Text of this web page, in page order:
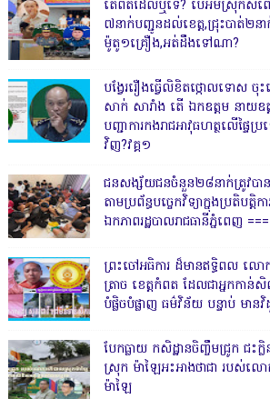
តើពិតដែលឬទេ? ប៉េអឹមស្រុកសំ
៧នាក់បញ្ជូនដល់ខេត្ត,ជ្រុះបាត់២ន
ម៉ូតូ១គ្រឿង,អត់ដឹងទៅណា?
បង្វែររឿងធ្វើលិខិតថ្កោលទោស
សាក់ សារាំង តើ ឯកឧត្តម នា
បញ្ជាការកងរាជអាវុធហត្ថលើផ្ទៃ
វិញ?វគ្គ១
ជនសង្ស័យជនចំនួន២៨នាក់ត្រូវបាន
តាមប្រព័ន្ធបច្ចេកវិទ្យាក្នុងប្រតិបត្
ឯកភាពរដ្ឋបាលរាជធានីភ្នំពេញ
ព្រះចៅអធិការ ដ៏មានឥទ្ធិពល ល
ត្រាច ខេត្តកំពត ដែលជាអ្នកកា
បំផ្លិចបំផ្លាញ ធម៌វិន័យ បន្ទាប់ មាន
បែកធ្លាយ កសិដ្ឋានចិញ្ចឹមជ្រូក ជ
ស្រុក ម៉ាឡៃអះអាងថាជា របស់ល
ម៉ាឡៃ